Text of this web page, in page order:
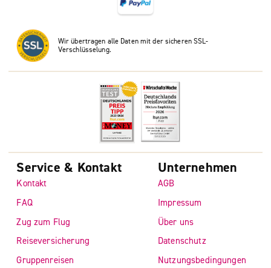
Wir übertragen alle Daten mit der sicheren SSL-
Verschlüsselung.
Service & Kontakt
Kontakt
FAQ
Zug zum Flug
Reiseversicherung
Gruppenreisen
Unternehmen
AGB
Impressum
Über uns
Datenschutz
Nutzungsbedingungen